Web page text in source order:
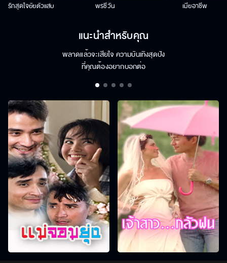
รักสุดใจยัยตัวแสบ พรชีวัน เมียอาชีพ
แนะนำสำหรับคุณ
พลาดแล้วจะเสียใจ ความบันเทิงสุดปัง
ที่คุณต้องอยากบอกต่อ